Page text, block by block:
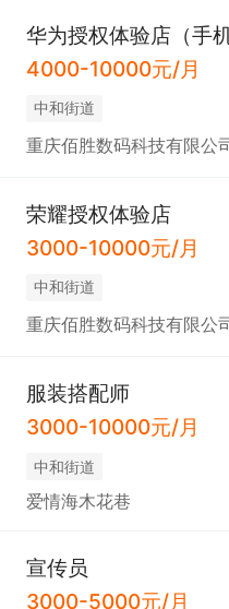
华为授权体验店（手机
4000-10000元/月
中和街道
重庆佰胜数码科技有限公
荣耀授权体验店
3000-10000元/月
中和街道
重庆佰胜数码科技有限公
服装搭配师
3000-10000元/月
中和街道
爱情海木花巷
宣传员
3000-5000元/月